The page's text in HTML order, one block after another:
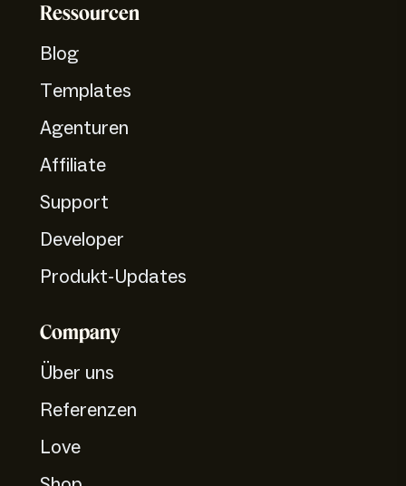
Ressourcen
Blog
Templates
Agenturen
Affiliate
Support
Developer
Produkt-Updates
Company
Über uns
Referenzen
Love